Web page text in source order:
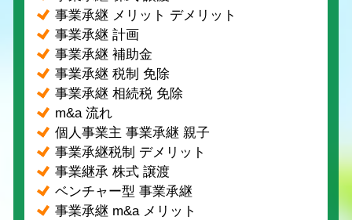
事業承継 メリット デメリット
事業承継 計画
事業承継 補助金
事業承継 税制 免除
事業承継 相続税 免除
m&a 流れ
個人事業主 事業承継 親子
事業承継税制 デメリット
事業継承 株式 譲渡
ベンチャー型 事業承継
事業承継 m&a メリット